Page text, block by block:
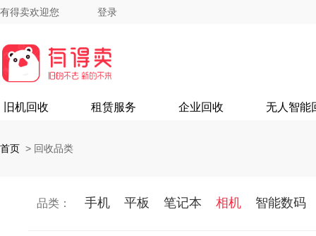
有得卖欢迎您 登录
旧机回收 租赁服务 企业回收 无人智能
首页 > 回收品类
品类： 手机 平板 笔记本 相机 智能数码